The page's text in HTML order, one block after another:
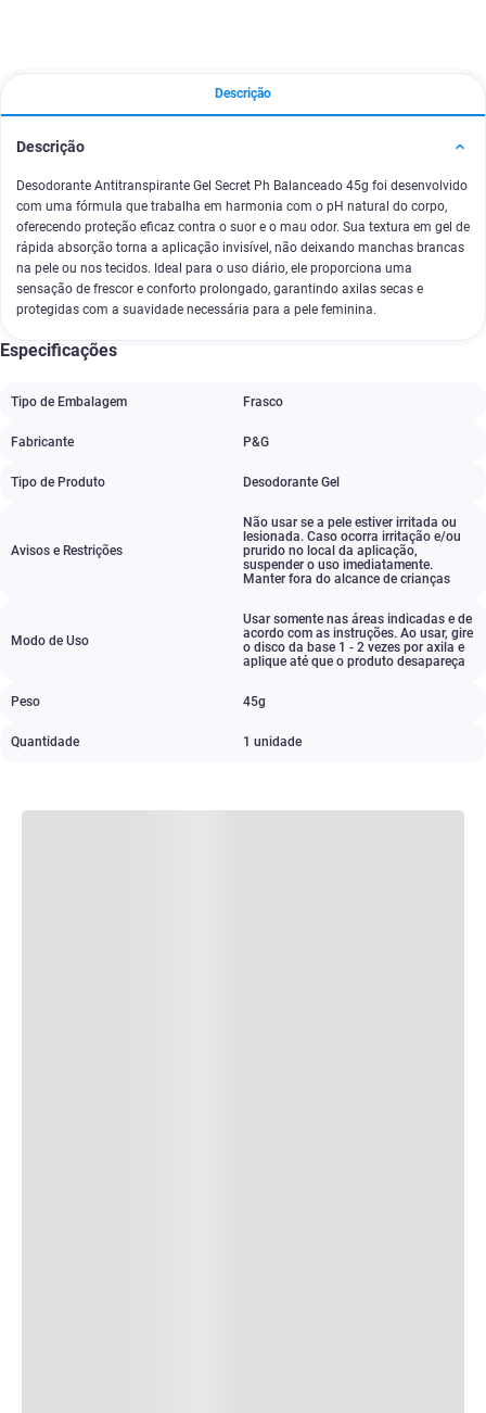
Descrição
Descrição
Desodorante Antitranspirante Gel Secret Ph Balanceado 45g foi desenvolvido
com uma fórmula que trabalha em harmonia com o pH natural do corpo,
oferecendo proteção eficaz contra o suor e o mau odor. Sua textura em gel de
rápida absorção torna a aplicação invisível, não deixando manchas brancas
na pele ou nos tecidos. Ideal para o uso diário, ele proporciona uma
sensação de frescor e conforto prolongado, garantindo axilas secas e
protegidas com a suavidade necessária para a pele feminina.
Especificações
Tipo de Embalagem Frasco
Fabricante P&G
Tipo de Produto Desodorante Gel
Avisos e Restrições
Não usar se a pele estiver irritada ou
lesionada. Caso ocorra irritação e/ou
prurido no local da aplicação,
suspender o uso imediatamente.
Manter fora do alcance de crianças
Modo de Uso
Usar somente nas áreas indicadas e de
acordo com as instruções. Ao usar, gire
o disco da base 1 - 2 vezes por axila e
aplique até que o produto desapareça
Peso 45g
Quantidade 1 unidade​